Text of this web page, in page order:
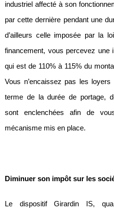
industriel affecté à son
par cette dernière pendant une
d’ailleurs celle imposée par la
financement, vous percevez une
qui est de 110% à 115% du
Vous n’encaissez pas les
terme de la durée de portage,
sont enclenchées afin de
mécanisme mis en place.
Diminuer son impôt sur les
Le dispositif Girardin IS,